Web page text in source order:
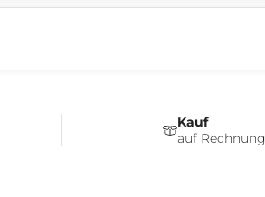
Kauf
auf Rechnung